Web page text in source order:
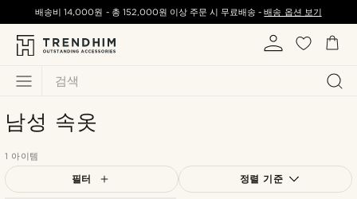
검색
배송비14,000원 - 총 152,000원 이상 주문 시 무료배송 -배송 옵션 보기
남성 속옷
1 아이템
필터 정렬 기준